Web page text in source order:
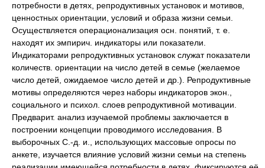
потребности в детях, репродуктивных установок и мотивов,
ценностных ориентации, условий и образа жизни семьи.
Осуществляется операционализация осн. понятий, т. е.
находят их эмпирич. индикаторы или показатели.
Индикаторами репродуктивных установок служат показатели
количеств. ориентации на число детей в семье (желаемое
число детей, ожидаемое число детей и др.). Репродуктивные
мотивы определяются через наборы индикаторов экон.,
социального и психол. слоев репродуктивной мотивации.
Предварит. анализ изучаемой проблемы заключается в
построении концепции проводимого исследования. В
выборочных С.-д. и., использующих массовые опросы по
анкете, изучается влияние условий жизни семьи на степень